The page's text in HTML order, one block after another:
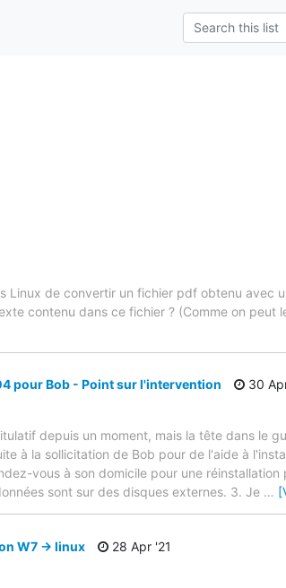
Linux de convertir un fichier pdf obtenu avec
contenu dans ce fichier ? (Comme on peut
pour Bob - Point sur l'intervention
30
depuis un moment, mais la tête dans le
à la sollicitation de Bob pour de l'aide à
vous à son domicile pour une
sont sur des disques externes. 3. Je …
W7 -> linux
28 Apr '21